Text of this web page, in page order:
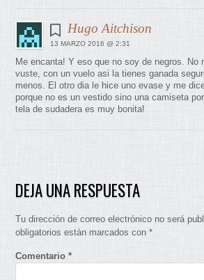
Hugo Aitchison
13 MARZO 2016 @ 2:31
Me encanta! Y eso que no soy de negros. No
vuste, con un vuelo asi la tienes ganada
menos. El otro dia le hice uno evase y me
porque no es un vestido sino una camiseta
tela de sudadera es muy bonita!
DEJA UNA RESPUESTA
Tu dirección de correo electrónico no será
obligatorios están marcados con*
Comentario*